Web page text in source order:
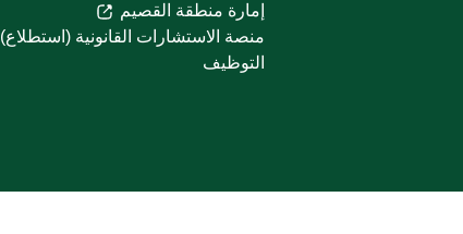
إمارة منطقة القصيم
منصة الاستشارات القانونية (استطلاع)
التوظيف